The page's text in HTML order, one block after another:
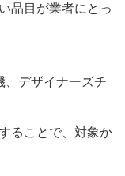
品目が業者にとっ
、デザイナーズチ
ることで、対象か